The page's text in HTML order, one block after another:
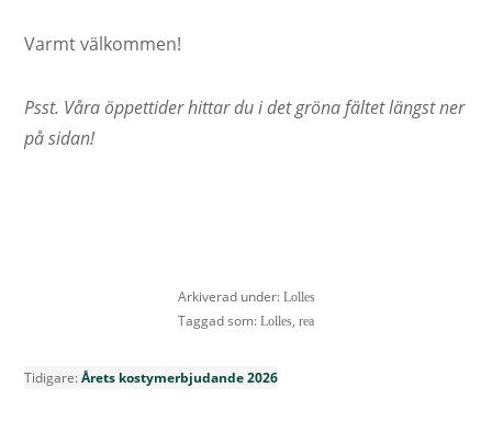
Varmt välkommen!
Psst. Våra öppettider hittar du i det gröna fältet längst ner
på sidan!
Arkiverad under: Lolles
Taggad som: Lolles, rea
Tidigare:Årets kostymerbjudande 2026